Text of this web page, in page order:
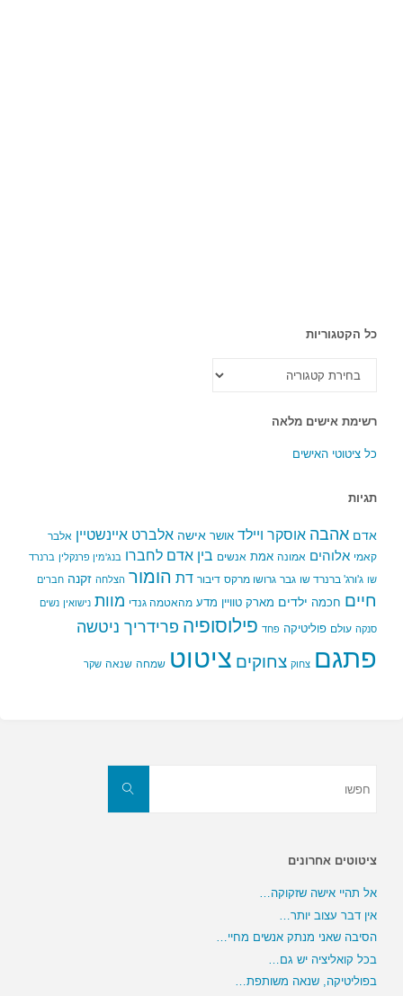
כל הקטגוריות
הקטגוריות
רשימת אישים מלאה
כל ציטוטי האישים
תגיות
אדם אהבה אוסקר ויילד אושר אישה אלברט איינשטיין אלבר
קאמי אלוהים אמונה אמת אנשים בין אדם לחברו בנג'מין פרנקלין ברנרד
שו ג'ורג' ברנרד שו גבר גרושו מרקס דיבור דת הומור הצלחה זקנה חברים
חיים חכמה ילדים מארק טוויין מדע מהאטמה גנדי מוות נישואין נשים
סנקה עולם פוליטיקה פחד פילוסופיה פרידריך ניטשה
פתגם צחוק צחוקים ציטוט שמחה שנאה שקר
חפשו
ציטוטים אחרונים
אל תהיי אישה שזקוקה…
אין דבר עצוב יותר…
הסיבה שאני מנתק אנשים מחיי…
בכל קואליציה יש גם…
בפוליטיקה, שנאה משותפת…